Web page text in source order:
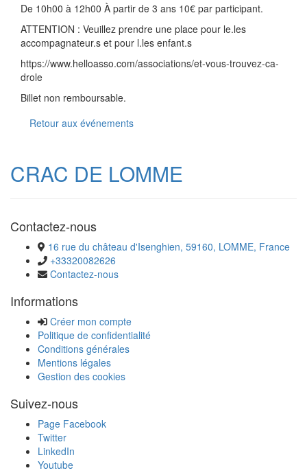
De 10h00 à 12h00 À partir de 3 ans 10€ par participant.
ATTENTION : Veuillez prendre une place pour le.les
accompagnateur.s et pour l.les enfant.s
https://www.helloasso.com/associations/et-vous-trouvez-ca-
drole
Billet non remboursable.
Retour aux événements
CRAC DE LOMME
Contactez-nous
16 rue du château d'Isenghien, 59160, LOMME, France
+33320082626
Contactez-nous
Informations
Créer mon compte
Politique de confidentialité
Conditions générales
Mentions légales
Gestion des cookies
Suivez-nous
Page Facebook
Twitter
LinkedIn
Youtube